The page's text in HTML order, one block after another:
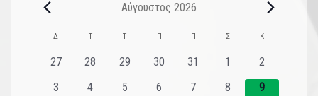
Αύγουστος 2026
Ημερολόγιο
του
Εκδηλώσεις
Δ Τ Τ Π Π Σ Κ
0
27
0
28
0
29
0
30
0
31
0
εκδηλώσεις
1
0
εκδηλώσεις
2
0
3
0
4
0
5
0
6
0
7
0
8
0
9